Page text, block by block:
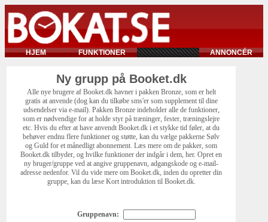
HJEM FUNKTIONER ANNONCÉR
Ny grupp på Booket.dk
Alle nye brugere af Booket.dk havner i pakken Bronze, som er helt
gratis at anvende (dog kan du tilkøbe sms'er som supplement til dine
udsendelser via e-mail). Pakken Bronze indeholder alle de funktioner,
som er nødvendige for at holde styr på træninger, fester, træningslejre
etc. Hvis du efter at have anvendt Booket.dk i et stykke tid føler, at du
behøver endnu flere funktioner og støtte, kan du vælge pakkerne Sølv
og Guld for et månedligt abonnement. Læs mere om de pakker, som
Booket.dk tilbyder, og hvilke funktioner der indgår i dem, her. Opret en
ny bruger/gruppe ved at angive gruppenavn, adgangskode og e-mail-
adresse nedenfor. Vil du vide mere om Booket.dk, inden du opretter din
gruppe, kan du læse Kort introduktion til Booket.dk.
Gruppenavn: